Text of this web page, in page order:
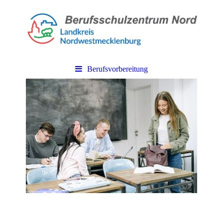
Berufsvorbereitung